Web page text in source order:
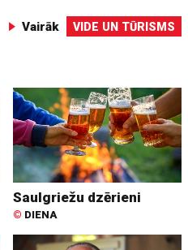
Vairāk VIDE UN TŪRISMS
Saulgriežu dzērieni
© DIENA